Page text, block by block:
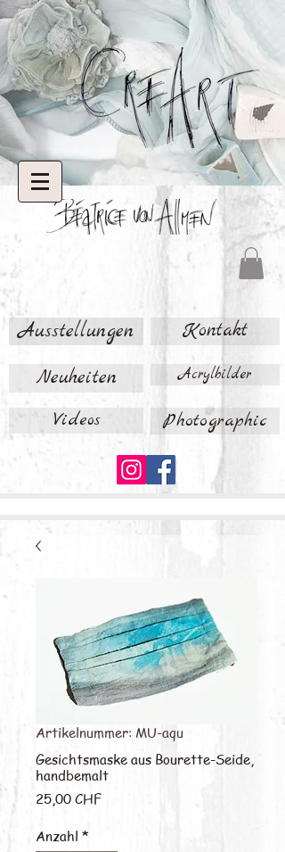
Ausstellungen Kontakt
Neuheiten Acrylbilder
Videos Photographic
Artikelnummer: MU-aqu
Gesichtsmaske aus Bourette-Seide,
handbemalt
25,00 CHFPreis
Anzahl *